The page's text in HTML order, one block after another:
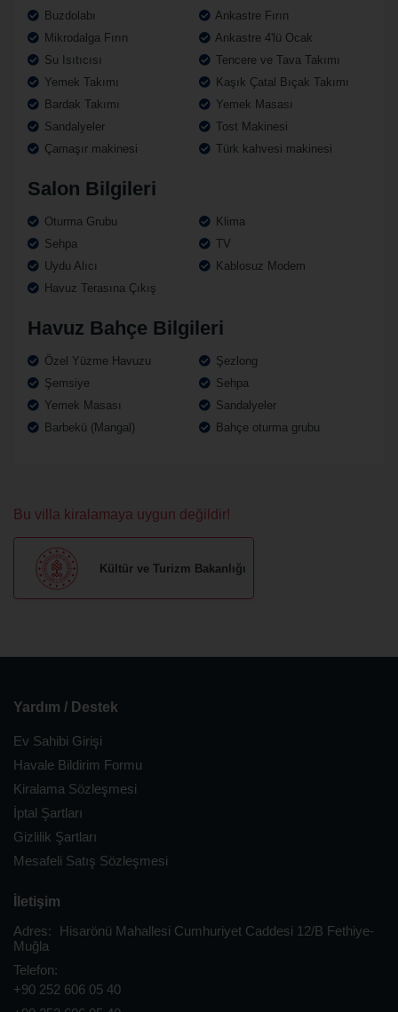
Buzdolabı
Ankastre Fırın
Mikrodalga Fırın
Ankastre 4'lü Ocak
Su Isıtıcısı
Tencere ve Tava Takımı
Yemek Takımı
Kaşık Çatal Bıçak Takımı
Bardak Takımı
Yemek Masası
Sandalyeler
Tost Makinesi
Çamaşır makinesi
Türk kahvesi makinesi
Salon Bilgileri
Oturma Grubu
Klima
Sehpa
TV
Uydu Alıcı
Kablosuz Modem
Havuz Terasına Çıkış
Havuz Bahçe Bilgileri
Özel Yüzme Havuzu
Şezlong
Şemsiye
Sehpa
Yemek Masası
Sandalyeler
Barbekü (Mangal)
Bahçe oturma grubu
Bu villa kiralamaya uygun değildir!
Kültür ve Turizm Bakanlığı
Yardım / Destek
Ev Sahibi Girişi
Havale Bildirim Formu
Kiralama Sözleşmesi
İptal Şartları
Gizlilik Şartları
Mesafeli Satış Sözleşmesi
İletişim
Adres:
Hisarönü Mahallesi Cumhuriyet Caddesi 12/B Fethiye-
Muğla
Telefon:
+90 252 606 05 40